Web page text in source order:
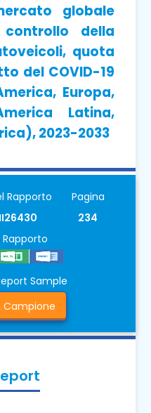
globale
della
quota
del COVID-19
Europa,
Latina,
2023-2033
Rapporto
Pagina
234
Sample